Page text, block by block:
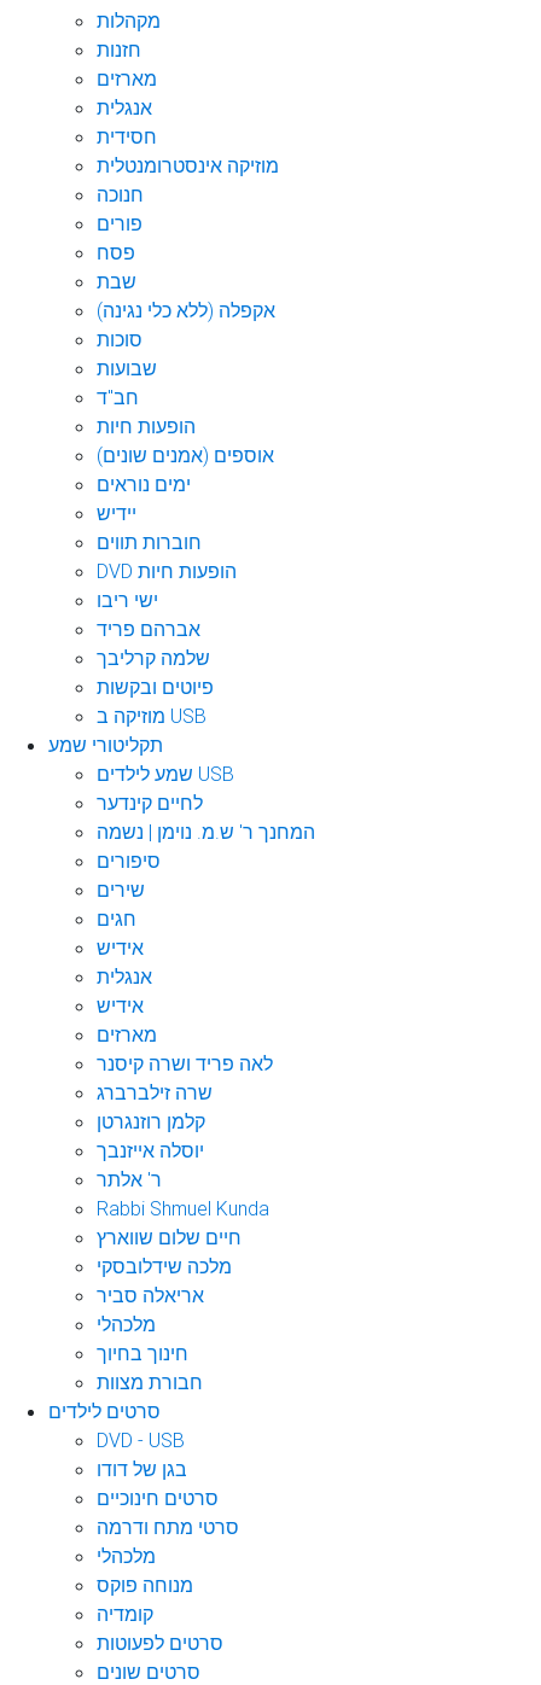
מקהלות
חזנות
מארזים
אנגלית
חסידית
מוזיקה אינסטרומנטלית
חנוכה
פורים
פסח
שבת
אקפלה (ללא כלי נגינה)
סוכות
שבועות
חב"ד
הופעות חיות
אוספים (אמנים שונים)
ימים נוראים
יידיש
חוברות תווים
DVD הופעות חיות
ישי ריבו
אברהם פריד
שלמה קרליבך
פיוטים ובקשות
מוזיקה ב USB
תקליטורי שמע
שמע לילדים USB
לחיים קינדער
המחנך ר' ש.מ. נוימן | נשמה
סיפורים
שירים
חגים
אידיש
אנגלית
אידיש
מארזים
לאה פריד ושרה קיסנר
שרה זילברברג
קלמן רוזנגרטן
יוסלה אייזנבך
ר' אלתר
Rabbi Shmuel Kunda
חיים שלום שווארץ
מלכה שידלובסקי
אריאלה סביר
מלכהלי
חינוך בחיוך
חבורת מצוות
סרטים לילדים
DVD - USB
בגן של דודו
סרטים חינוכיים
סרטי מתח ודרמה
מלכהלי
מנוחה פוקס
קומדיה
סרטים לפעוטות
סרטים שונים